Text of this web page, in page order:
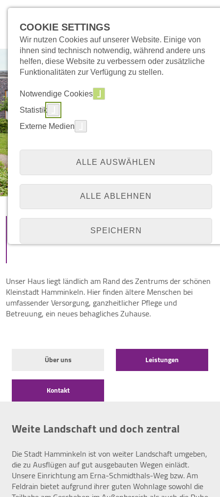
Christophorus-Haus
Hamminkeln
Unser Haus liegt ländlich am Rand des Zentrums der schönen
Kleinstadt Hamminkeln. Hier finden ältere Menschen bei
umfassender Versorgung, ganzheitlicher Pflege und
Betreuung, ein neues behagliches Zuhause.
Über uns Leistungen
Kontakt
Weite Landschaft und doch zentral
Die Stadt Hamminkeln ist von weiter Landschaft umgeben,
die zu Ausflügen auf gut ausgebauten Wegen einlädt.
Unsere Einrichtung am Erna-Schmidthals-Weg bzw. Am
Feldrain bietet aufgrund ihrer guten Wohnlage sowohl die
COOKIE SETTINGS
Wir nutzen Cookies auf unserer Website. Einige von
ihnen sind technisch notwendig, während andere uns
helfen, diese Website zu verbessern oder zusätzliche
Funktionalitäten zur Verfügung zu stellen.
Notwendige Cookies
Statistik
Externe Medien
ALLE AUSWÄHLEN
ALLE ABLEHNEN
SPEICHERN
NOTWENDIGE COOKIES
Notwendige Cookies ermöglichen grundlegende
Funktionen und sind für die einwandfreie Funktion
cookie_consent
Cookie Laufzeit:
STATISTIK
Statistik Cookies erfassen Informationen anonym.
Impressum|Datenschutz